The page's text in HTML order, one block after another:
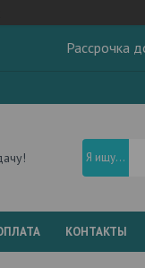
Рассрочка
КОНТАКТЫ